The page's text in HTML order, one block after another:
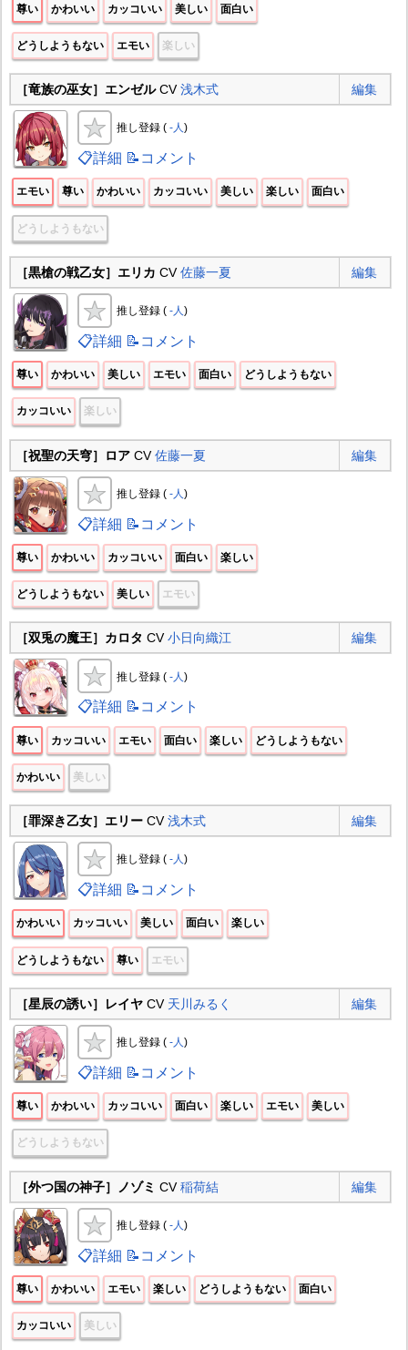
尊い かわいい カッコいい 美しい 面白い
どうしようもない エモい 楽しい
［竜族の巫女］エンゼルCV浅木式 編集
推し登録 ( -人)
📋詳細 📝コメント
エモい 尊い かわいい カッコいい 美しい 楽しい 面白い
どうしようもない
［黒槍の戦乙女］エリカ CV佐藤一夏 編集
推し登録 ( -人)
📋詳細 📝コメント
尊い かわいい 美しい エモい 面白い どうしようもない
カッコいい 楽しい
［祝聖の天穹］ロアCV佐藤一夏 編集
推し登録 ( -人)
📋詳細 📝コメント
尊い かわいい カッコいい 面白い 楽しい
どうしようもない 美しい エモい
［双兎の魔王］カロタ CV小日向織江 編集
推し登録 ( -人 )
📋詳細 📝コメント
尊い カッコいい エモい 面白い 楽しい どうしようもない
かわいい 美しい
［罪深き乙女］エリーCV浅木式 編集
推し登録 ( -人)
📋詳細 📝コメント
かわいい カッコいい 美しい 面白い 楽しい
どうしようもない 尊い エモい
［星辰の誘い］レイヤCV 天川みるく 編集
推し登録 ( -人)
📋詳細 📝コメント
尊い かわいい カッコいい 面白い 楽しい エモい 美しい
どうしようもない
［外つ国の神子］ノゾミ CV稲荷結 編集
推し登録 ( -人)
📋詳細 📝コメント
尊い かわいい エモい 楽しい どうしようもない 面白い
カッコいい 美しい